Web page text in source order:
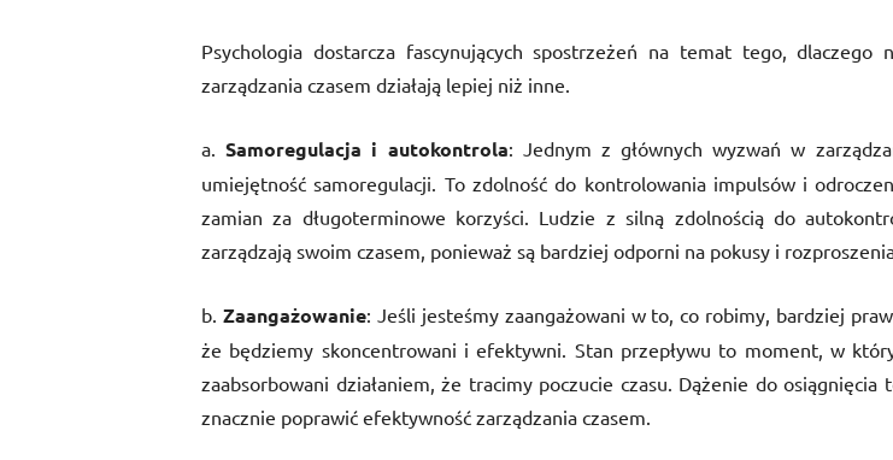
Psychologia dostarcza fascynujących spostrzeżeń na temat tego, dlaczego
zarządzania czasem działają lepiej niż inne.
a.Samoregulacja i autokontrola: Jednym z głównych wyzwań w
umiejętność samoregulacji. To zdolność do kontrolowania impulsów i
zamian za długoterminowe korzyści. Ludzie z silną zdolnością do
zarządzają swoim czasem, ponieważ są bardziej odporni na pokusy i
b. Zaangażowanie: Jeśli jesteśmy zaangażowani w to, co robimy, bardziej
że będziemy skoncentrowani i efektywni. Stan przepływu to moment, w
zaabsorbowani działaniem, że tracimy poczucie czasu. Dążenie do osiągnięcia
znacznie poprawić efektywność zarządzania czasem.